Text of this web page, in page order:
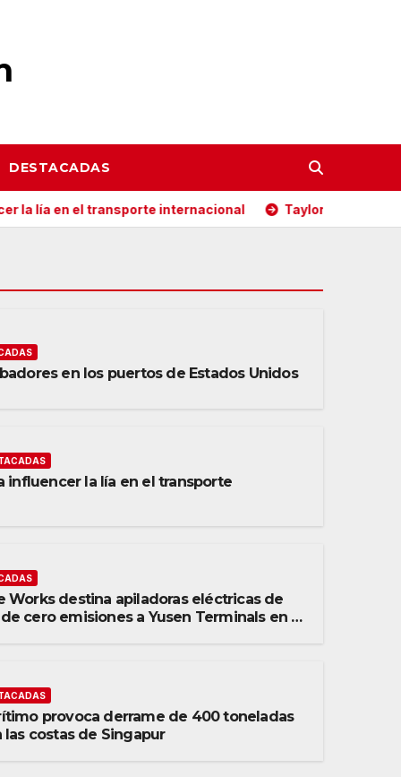
DESTACADAS
internacional Taylor Machine Works destina
en los puertos de Estados Unidos
influencer la lía en el transporte
Works destina apiladoras eléctricas de
cero emisiones a Yusen Terminals en el
provoca derrame de 400 toneladas
costas de Singapur